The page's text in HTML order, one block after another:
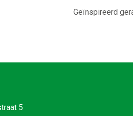
Geïnspireerd
5